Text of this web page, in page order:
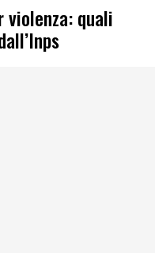
violenza: quali